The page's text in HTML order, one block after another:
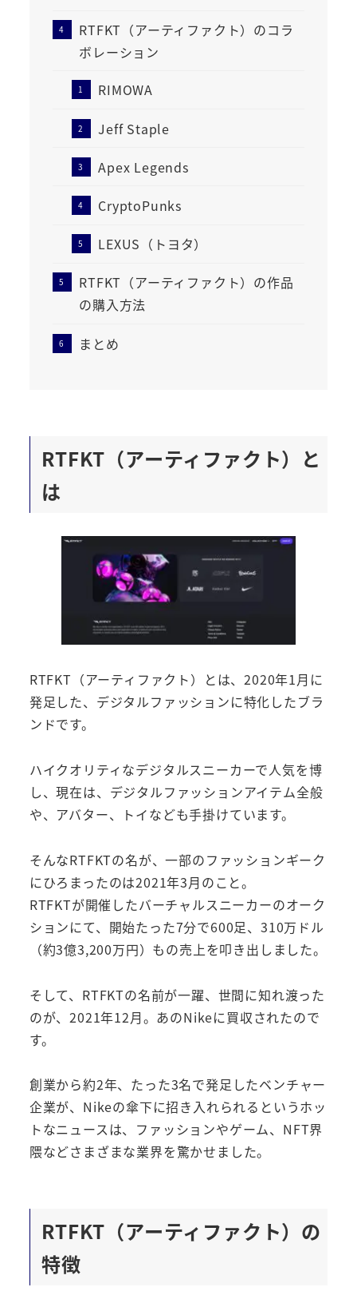
RTFKT（アーティファクト）のコラ
ボレーション
RIMOWA
Jeff Staple
Apex Legends
CryptoPunks
LEXUS（トヨタ）
RTFKT（アーティファクト）の作品
の購入方法
まとめ
RTFKT（アーティファクト）と
は
RTFKT（アーティファクト）とは、2020年1月に
発足した、デジタルファッションに特化したブラ
ンドです。
ハイクオリティなデジタルスニーカーで人気を博
し、現在は、デジタルファッションアイテム全般
や、アバター、トイなども手掛けています。
そんなRTFKTの名が、一部のファッションギーク
にひろまったのは2021年3月のこと。
RTFKTが開催したバーチャルスニーカーのオーク
ションにて、開始たった7分で600足、310万ドル
（約3億3,200万円）もの売上を叩き出しました。
そして、RTFKTの名前が一躍、世間に知れ渡った
のが、2021年12月。あのNikeに買収されたので
す。
創業から約2年、たった3名で発足したベンチャー
企業が、Nikeの傘下に招き入れられるというホッ
トなニュースは、ファッションやゲーム、NFT界
隈などさまざまな業界を驚かせました。
RTFKT（アーティファクト）の
特徴